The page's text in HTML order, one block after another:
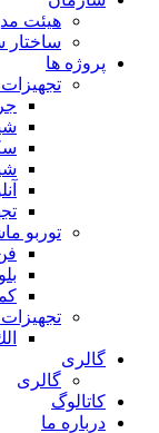
هيئت
ساختار
پروژه ها
تجهيزات
توربو
گالری
گالری
کاتالوگ
درباره ما